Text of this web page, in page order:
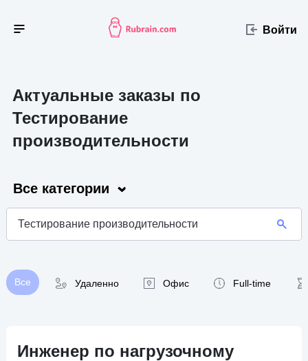
Войти
Актуальные заказы по
Тестирование
производительности
Все категории
Все Удаленно Офис Full-time
Инженер по нагрузочному